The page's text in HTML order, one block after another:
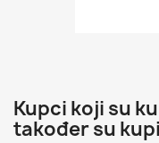
Kupci koji su
također su